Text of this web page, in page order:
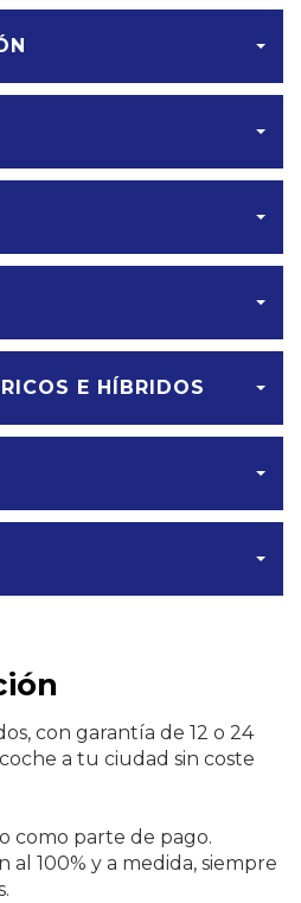
E HÍBRIDOS
con garantía de 12 o 24
a tu ciudad sin coste
como parte de pago.
al 100% y a medida, siempre